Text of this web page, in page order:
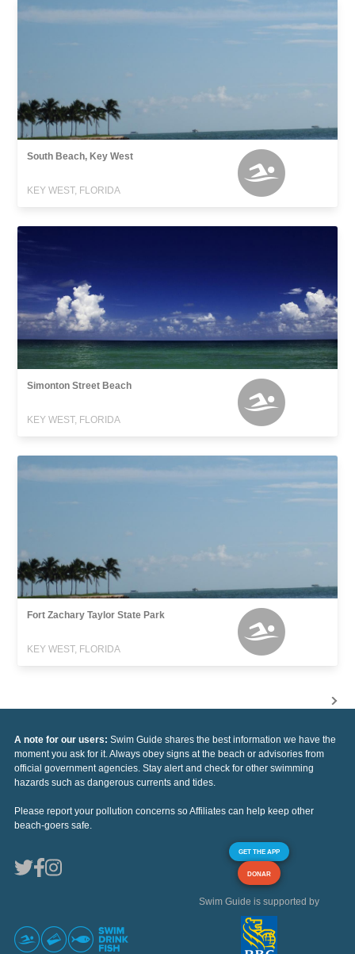
South Beach, Key West
KEY WEST, FLORIDA
Simonton Street Beach
KEY WEST, FLORIDA
Fort Zachary Taylor State Park
KEY WEST, FLORIDA
A note for our users: Swim Guide shares the best information we have the
moment you ask for it. Always obey signs at the beach or advisories from
official government agencies. Stay alert and check for other swimming
hazards such as dangerous currents and tides.
Please report your pollution concerns so Affiliates can help keep other
beach-goers safe.
GET THE APP
DONAR
Swim Guide is supported by